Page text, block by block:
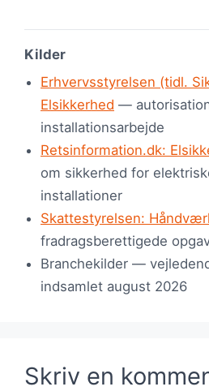
Kilder
Erhvervsstyrelsen (tidl.
Elsikkerhed —
installationsarbejde
Retsinformation.dk:
om sikkerhed for
installationer
Skattestyrelsen:
fradragsberettigede
Branchekilder —
indsamlet august 2026
Skriv en